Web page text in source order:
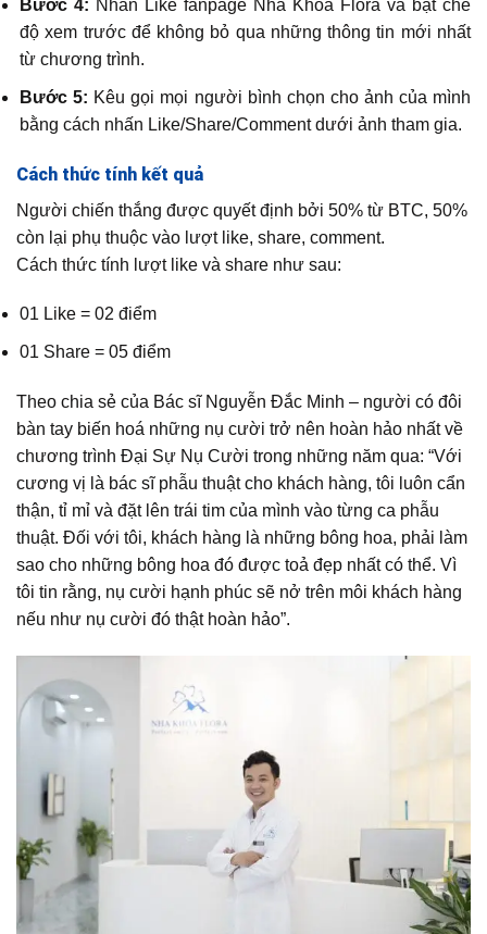
Bước 4: Nhấn Like fanpage Nha Khoa Flora và bật chế
độ xem trước để không bỏ qua những thông tin mới nhất
từ chương trình.
Bước 5: Kêu gọi mọi người bình chọn cho ảnh của mình
bằng cách nhấn Like/Share/Comment dưới ảnh tham gia.
Cách thức tính kết quả
Người chiến thắng được quyết định bởi 50% từ BTC, 50%
còn lại phụ thuộc vào lượt like, share, comment.
Cách thức tính lượt like và share như sau:
01 Like = 02 điểm
01 Share = 05 điểm
Theo chia sẻ của Bác sĩ Nguyễn Đắc Minh – người có đôi
bàn tay biến hoá những nụ cười trở nên hoàn hảo nhất về
chương trình Đại Sự Nụ Cười trong những năm qua: “Với
cương vị là bác sĩ phẫu thuật cho khách hàng, tôi luôn cẩn
thận, tỉ mỉ và đặt lên trái tim của mình vào từng ca phẫu
thuật. Đối với tôi, khách hàng là những bông hoa, phải làm
sao cho những bông hoa đó được toả đẹp nhất có thể. Vì
tôi tin rằng, nụ cười hạnh phúc sẽ nở trên môi khách hàng
nếu như nụ cười đó thật hoàn hảo”.